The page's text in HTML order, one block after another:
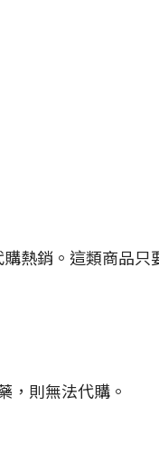
購熱銷。這類商品
，則無法代購。